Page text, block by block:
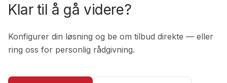
Klar til å gå videre?
Konfigurer din løsning og be om tilbud direkte — eller
ring oss for personlig rådgivning.